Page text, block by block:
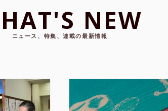
NEW
ニュース、特集、連載の最新情報